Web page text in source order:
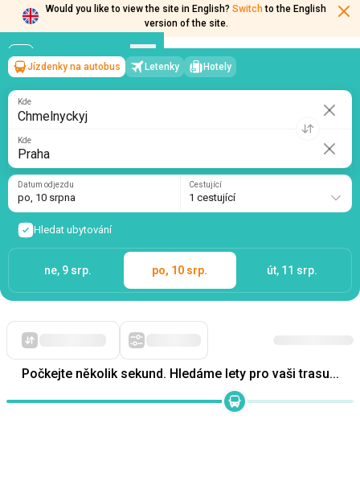
Would you like to view the site in English? Switch to the English
version of the site.
Chmelnyckyj→Praha
po, 10 srpna/1 cestující
Jízdenky na autobus Letenky Hotely
Kde
Kde
Datum odjezdu
po, 10 srpna
Cestující
1 cestující
Hledat ubytování
ne, 9 srp. po, 10 srp. út, 11 srp.
Počkejte několik sekund. Hledáme lety pro vaši trasu...